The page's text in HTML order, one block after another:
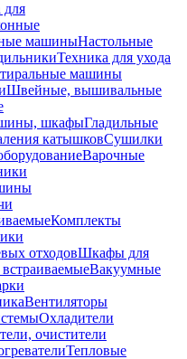
для
машиныНастольные
Техника для ухода
машины
Швейные, вышивальные
шкафыГладильные
катышковСушилки
Варочные
Комплекты
отходовШкафы для
Вакуумные
Вентиляторы
Охладители
очистители
Тепловые